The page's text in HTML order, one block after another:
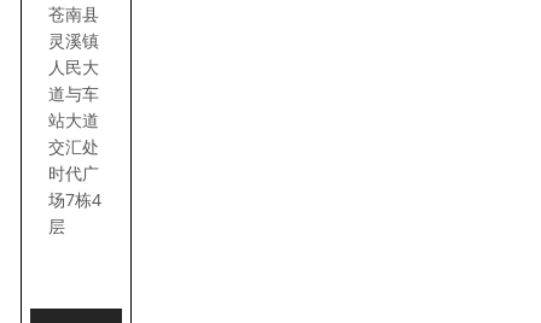
苍南县
灵溪镇
人民大
道与车
站大道
交汇处
时代广
场7栋4
层